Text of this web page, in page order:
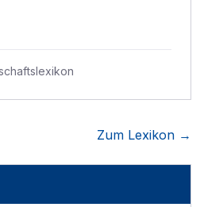
Zum Lexikon →